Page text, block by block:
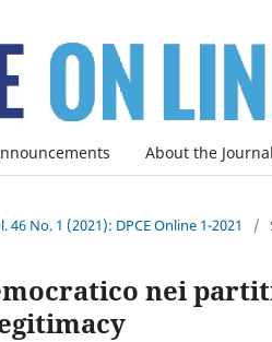
About the Journal
46 No. 1 (2021): DPCE Online 1-2021 /
nei